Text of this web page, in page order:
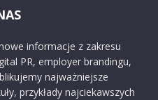
informacje z zakresu
PR, employer brandingu,
najważniejsze
przykłady najciekawszych